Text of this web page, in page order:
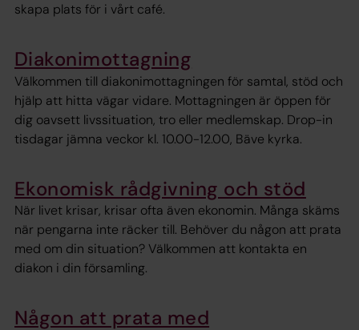
skapa plats för i vårt café.
Diakonimottagning
Välkommen till diakonimottagningen för samtal, stöd och
hjälp att hitta vägar vidare. Mottagningen är öppen för
dig oavsett livssituation, tro eller medlemskap. Drop-in
tisdagar jämna veckor kl. 10.00-12.00, Bäve kyrka.
Ekonomisk rådgivning och stöd
När livet krisar, krisar ofta även ekonomin. Många skäms
när pengarna inte räcker till. Behöver du någon att prata
med om din situation? Välkommen att kontakta en
diakon i din församling.
Någon att prata med